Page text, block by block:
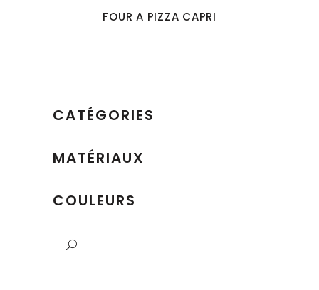
FOUR A PIZZA CAPRI
CATÉGORIES
MATÉRIAUX
COULEURS